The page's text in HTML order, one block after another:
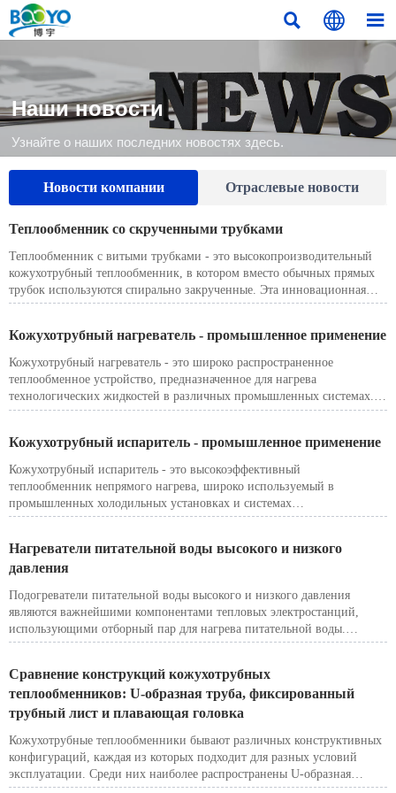
  
Наши новости
Узнайте о наших последних новостях здесь.
Новости компании Отраслевые новости
Теплообменник со скрученными трубками
Теплообменник с витыми трубками - это высокопроизводительный
кожухотрубный теплообменник, в котором вместо обычных прямых
трубок используются спирально закрученные. Эта инновационная
структура усиливает турбулентность как со стороны трубок, так и со
одновременно минимизируя образование отложений и перепад
давления. Он широко применяется в таких отраслях, как нефтехимия,
энергетика, металлургия и технологическое машиностроение.
Кожухотрубный нагреватель - промышленное применение
Кожухотрубный нагреватель - это широко распространенное
теплообменное устройство, предназначенное для нагрева
технологических жидкостей в различных промышленных системах.
Он работает по классическому кожухотрубному принципу, используя
другие теплоносители. Это оборудование обеспечивает надежный,
равномерный нагрев и подходит для применения при высоком
давлении и высоких температурах в непрерывных технологических
Кожухотрубный испаритель - промышленное применение
Кожухотрубный испаритель - это высокоэффективный
теплообменник непрямого нагрева, широко используемый в
промышленных холодильных установках и системах
технологического охлаждения.
Нагреватели питательной воды высокого и низкого
давления
Подогреватели питательной воды высокого и низкого давления
являются важнейшими компонентами тепловых электростанций,
использующими отборный пар для нагрева питательной воды.
Благодаря этому они повышают эффективность теплового цикла,
экономической эффективности системы производства
электроэнергии.
Сравнение конструкций кожухотрубных
теплообменников: U-образная труба, фиксированный
трубный лист и плавающая головка
Кожухотрубные теплообменники бывают различных конструктивных
конфигураций, каждая из которых подходит для разных условий
эксплуатации. Среди них наиболее распространены U-образная